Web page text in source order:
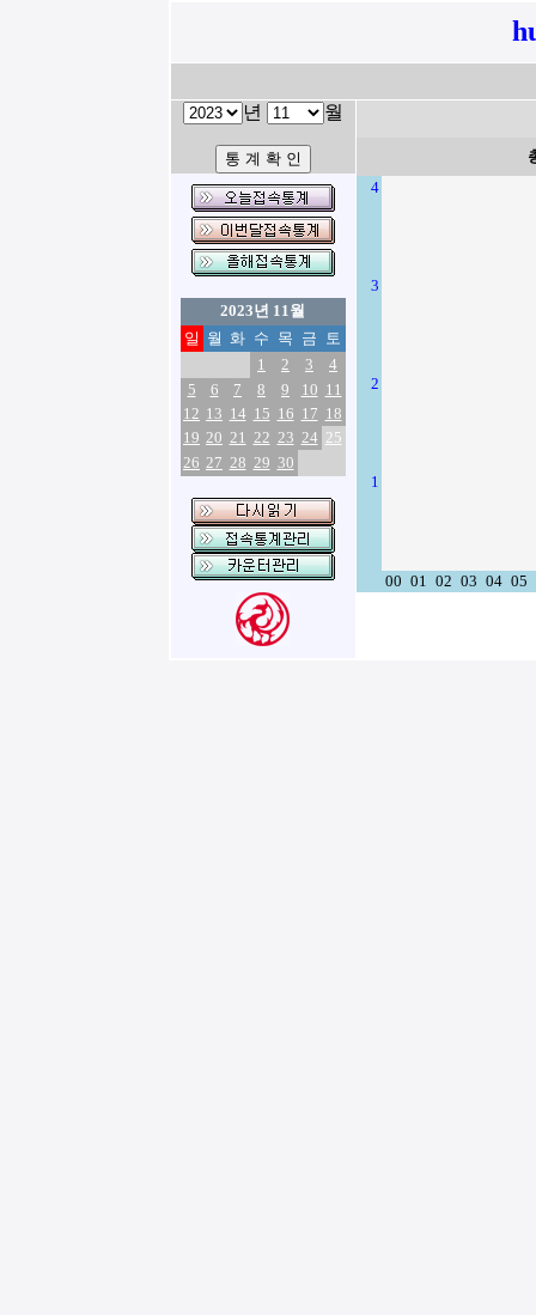
년 월
2023년 11월
일 월 화 수 목 금 토
1
2 3
4
5
6 7 8 9 10 11
12 13 14 15 16 17 18
19 20 21 22 23 24 25
26 27 28 29 30
4
3
2
1
00 01 02 03 04 05